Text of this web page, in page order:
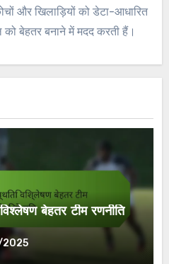
और खिलाड़ियों को डेटा-आधारित
बेहतर बनाने में मदद करती हैं।
बेहतर टीम रणनीति
2025